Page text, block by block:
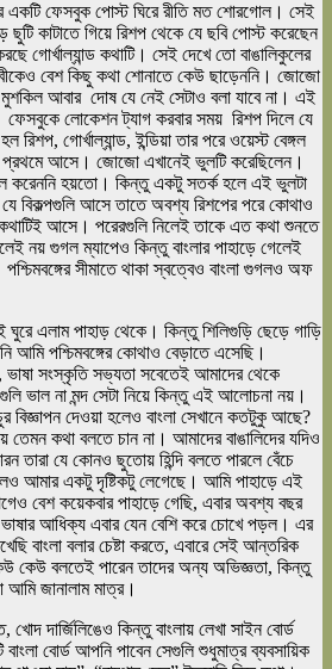
ফেসবুক পোস্ট ঘিরে রীতি মত শোরগোল। সেই
কাটাতে গিয়ে রিশপ থেকে যে ছবি পোস্ট করেছেন
গোর্খাল্যান্ড কথাটি। সেই দেখে তো বাঙালিকুলের
বেশ কিছু কথা শোনাতে কেউ ছাড়েননি। জোজো
মুশকিল আবার দোষ যে নেই সেটাও বলা যাবে না। এই
ফেসবুকে লোকেশন ট্যাগ করবার সময় রিশপ দিলে যে
রিশপ, গোর্খাল্যান্ড, ইন্ডিয়া তার পরে ওয়েস্ট বেঙ্গল
প্রথমে আসে। জোজো এখানেই ভুলটি করেছিলেন।
করেননি হয়তো। কিন্তু একটু সতর্ক হলে এই ভুলটা
বিকল্পগুলি আসে তাতে অবশ্য রিশপের পরে কোথাও
আসে। পরেরগুলি নিলেই তাকে এত কথা শুনতে
নয় গুগল ম্যাপেও কিন্তু বাংলার পাহাড়ে গেলেই
পশ্চিমবঙ্গের সীমাতে থাকা স্বত্বেও বাংলা গুগলও অফ
এলাম পাহাড় থেকে। কিন্তু শিলিগুড়ি ছেড়ে গাড়ি
আমি পশ্চিমবঙ্গের কোথাও বেড়াতে এসেছি।
সংস্কৃতি সভ্যতা সবেতেই আমাদের থেকে
ভাল না মন্দ সেটা নিয়ে কিন্তু এই আলোচনা নয়।
বিজ্ঞাপন দেওয়া হলেও বাংলা সেখানে কতটুকু আছে?
তেমন কথা বলতে চান না। আমাদের বাঙালিদের যদিও
তারা যে কোনও ছুতোয় হিন্দি বলতে পারলে বেঁচে
আমার একটু দৃষ্টিকটু লেগেছে। আমি পাহাড়ে এই
বেশ কয়েকবার পাহাড়ে গেছি, এবার অবশ্য বছর
ভাষার আধিক্য এবার যেন বেশি করে চোখে পড়ল। এর
বাংলা বলার চেষ্টা করতে, এবারে সেই আন্তরিক
কেউ বলতেই পারেন তাদের অন্য অভিজ্ঞতা, কিন্তু
জানালাম মাত্র।
দার্জিলিঙেও কিন্তু বাংলায় লেখা সাইন বোর্ড
বোর্ড আপনি পাবেন সেগুলি শুধুমাত্র ব্যবসায়িক